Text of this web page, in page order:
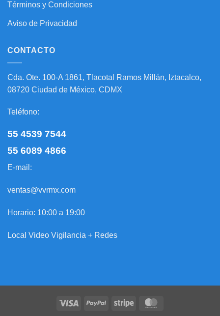
Términos y Condiciones
Aviso de Privacidad
CONTACTO
Cda. Ote. 100-A 1861, Tlacotal Ramos Millán, Iztacalco,
08720 Ciudad de México, CDMX
Teléfono:
55 4539 7544
55 6089 4866
E-mail:
ventas@vvrmx.com
Horario: 10:00 a 19:00
Local Video Vigilancia + Redes
Visa PayPal Stripe